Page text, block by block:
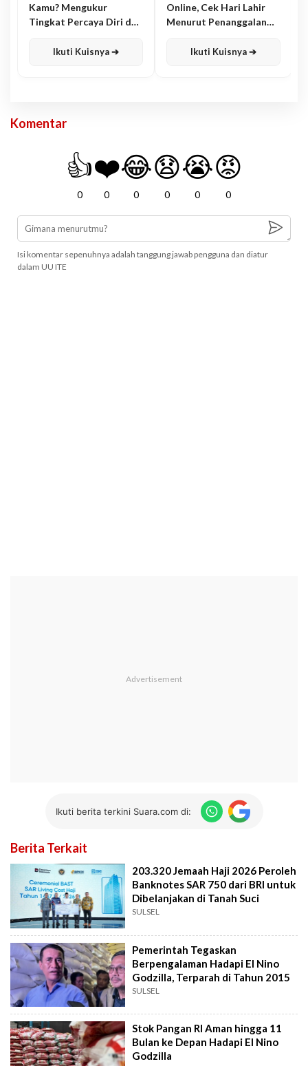
Kamu? Mengukur
Tingkat Percaya Diri dan
Ikuti Kuisnya ➔
Online, Cek Hari Lahir
Menurut Penanggalan
Ikuti Kuisnya ➔
Komentar
👍
0
❤️
0
😂
0
😧
0
😭
0
😡
0
Isi komentar sepenuhnya adalah tanggung jawab pengguna dan diatur
dalam UU ITE
Ikuti berita terkini Suara.com di:
Berita Terkait
203.320 Jemaah Haji 2026 Peroleh
Banknotes SAR 750 dari BRI untuk
Dibelanjakan di Tanah Suci
SULSEL
Pemerintah Tegaskan
Berpengalaman Hadapi El Nino
Godzilla, Terparah di Tahun 2015
SULSEL
Stok Pangan RI Aman hingga 11
Bulan ke Depan Hadapi El Nino
Godzilla